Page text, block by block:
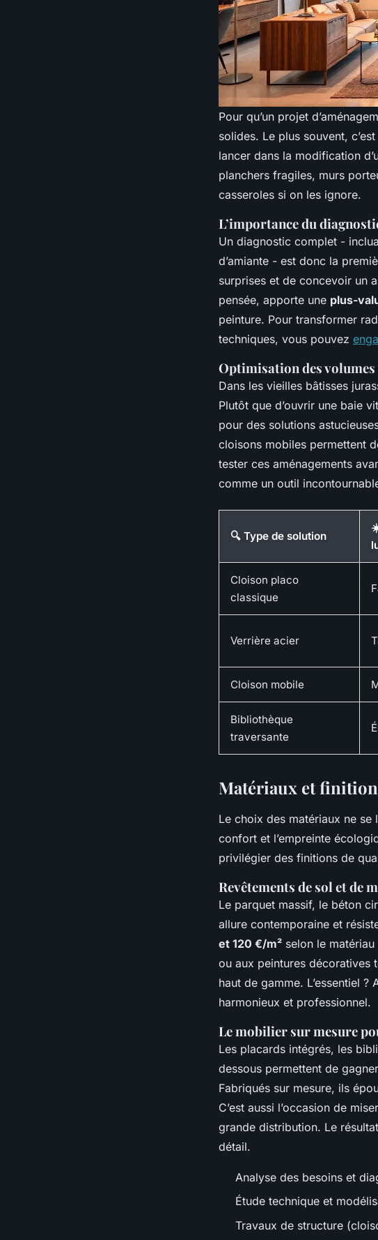
Pour qu’un projet
solides. Le plus souvent,
lancer dans la modification
planchers fragiles, murs
casseroles si on les ignore.
L’importance du
Un diagnostic complet -
d’amiante - est donc la
surprises et de concevoir un
pensée, apporte une plus-
peinture. Pour transformer
techniques, vous pouvez
Optimisation des
Dans les vieilles bâtisses
Plutôt que d’ouvrir une baie
pour des solutions
cloisons mobiles permettent
tester ces aménagements
comme un outil
🔍 Type de solution
Cloison placo
classique
Verrière acier
Cloison mobile
Bibliothèque
traversante
Matériaux et
Le choix des matériaux ne se
confort et l’empreinte
privilégier des finitions de
Revêtements de sol et de
Le parquet massif, le béton
allure contemporaine et
et 120 €/m² selon le
ou aux peintures décoratives
haut de gamme. L’essentiel
harmonieux et professionnel.
Le mobilier sur mesure
Les placards intégrés, les
dessous permettent de
Fabriqués sur mesure, ils
C’est aussi l’occasion de
grande distribution. Le
détail.
Analyse des besoins et
Étude technique et
Travaux de structure